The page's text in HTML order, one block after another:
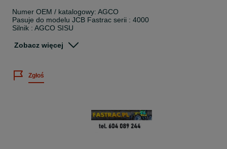
Numer OEM / katalogowy: AGCO
Pasuje do modelu JCB Fastrac serii : 4000
Silnik : AGCO SISU
FAKTURA / GWARANCJA
WYSYŁKA / ODBIÓR
- Kurier na terenie całej Polski i UE
- odbiór osobisty: ( po wcześniejszym uzgodnieniu)
- wysyłka za pobraniem TAK ( wyłącznie na terenie Polski)
Zobacz więcej
Zgłoś